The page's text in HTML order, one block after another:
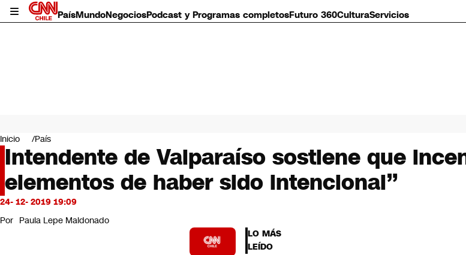
PaísMundoNegociosPodcast y Programas completosFuturo 360CulturaServicios
Mundo
Negocios
Deportes
Programas completos
Cultura
Servicios
Bits
CNN Data
Inicio País
Intendente de Valparaíso sostiene que
elementos de haber sido intencional”
24- 12- 2019 19:09
Por Paula Lepe Maldonado
LO MÁS
LEÍDO